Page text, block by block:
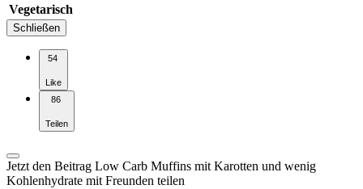
Vegetarisch
Schließen
54
Like
86
Teilen
Jetzt den Beitrag Low Carb Muffins mit Karotten und wenig
Kohlenhydrate mit Freunden teilen